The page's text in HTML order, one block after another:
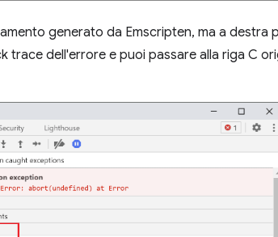
generato da Emscripten, ma a destra
trace dell'errore e puoi passare alla riga C